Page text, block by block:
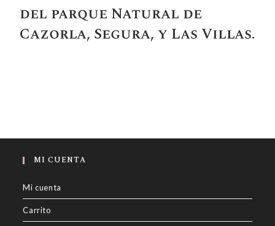
del parque Natural de
Cazorla, Segura, y Las Villas.
MI CUENTA
Mi cuenta
Carrito